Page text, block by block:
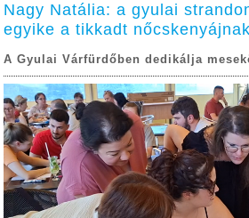
Nagy Natália: a gyulai
egyike a tikkadt
A Gyulai Várfürdőben dedikálja